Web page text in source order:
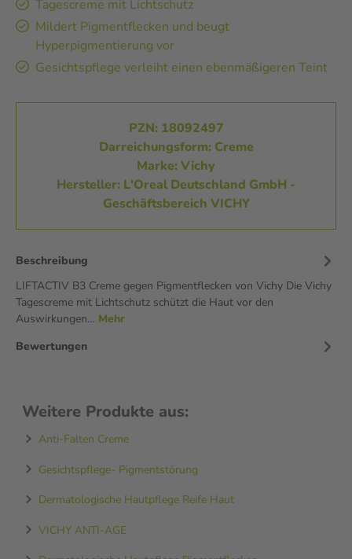
Tagescreme mit Lichtschutz
Mildert Pigmentflecken und beugt
Hyperpigmentierung vor
Gesichtspflege verleiht einen ebenmäßigeren Teint
PZN: 18092497
Darreichungsform: Creme
Marke: Vichy
Hersteller: L'Oreal Deutschland GmbH -
Geschäftsbereich VICHY
Beschreibung
LIFTACTIV B3 Creme gegen Pigmentflecken von Vichy Die Vichy
Tagescreme mit Lichtschutz schützt die Haut vor den
Auswirkungen… Mehr
Bewertungen
Weitere Produkte aus:
Anti-Falten Creme
Gesichtspflege- Pigmentstörung
Dermatologische Hautpflege Reife Haut
VICHY ANTI-AGE